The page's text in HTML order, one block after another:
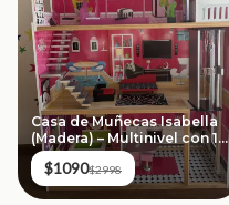
Casa de Muñecas Isabella
(Madera) – Multinivel con 10
Accesorios
$1090$2998